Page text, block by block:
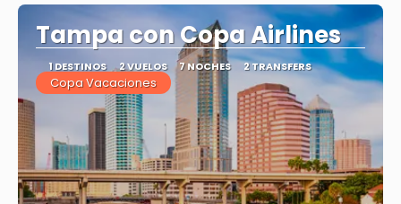
Tampa con Copa Airlines
1 DESTINOS 2 VUELOS 7 NOCHES 2 TRANSFERS
Copa Vacaciones